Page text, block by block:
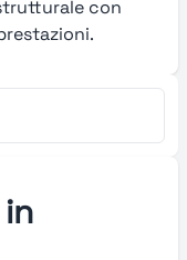
con